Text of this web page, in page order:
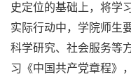
史定位的基础上，将学
实际行动中，学院师生
科学研究、社会服务等
习《中国共产党章程》